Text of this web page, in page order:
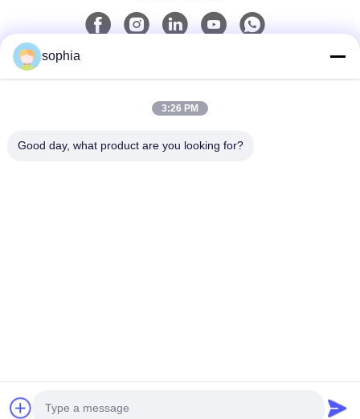
Leverancier. Copyright © 2025-2026 Shenzhen Sufei Packaging
Co., Ltd. . Alle rechten voorbehoudena.
sophia
3:26 PM
Good day, what product are you looking for?